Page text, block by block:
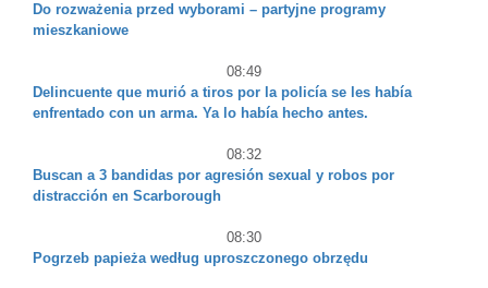
Do rozważenia przed wyborami – partyjne programy
mieszkaniowe
08:49
Delincuente que murió a tiros por la policía se les había
enfrentado con un arma. Ya lo había hecho antes.
08:32
Buscan a 3 bandidas por agresión sexual y robos por
distracción en Scarborough
08:30
Pogrzeb papieża według uproszczonego obrzędu